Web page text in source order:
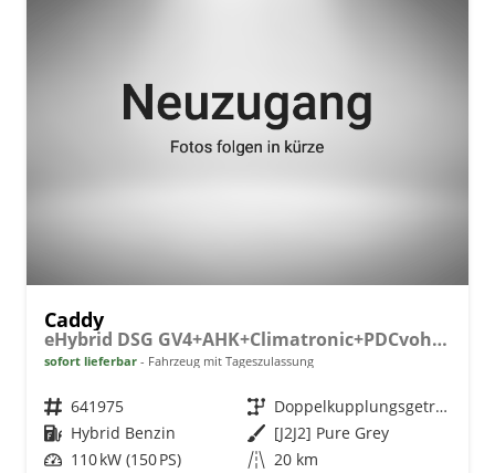
Caddy
eHybrid DSG GV4+AHK+Climatronic+PDCvohi+Cam+Regensens.+AppConnect
sofort lieferbar Fahrzeug mit Tageszulassung
Fahrzeugnr. 641975 Getriebe
Doppelkupplungsgetriebe (DSG)
Kraftstoff Hybrid Benzin Außenfarbe [J2J2] Pure Grey
Leistung 110 kW (150 PS) Kilometerstand 20 km